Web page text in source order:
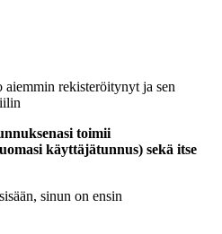
rekisteröitynyt ja sen
toimii
käyttäjätunnus) sekä itse
sinun on ensin